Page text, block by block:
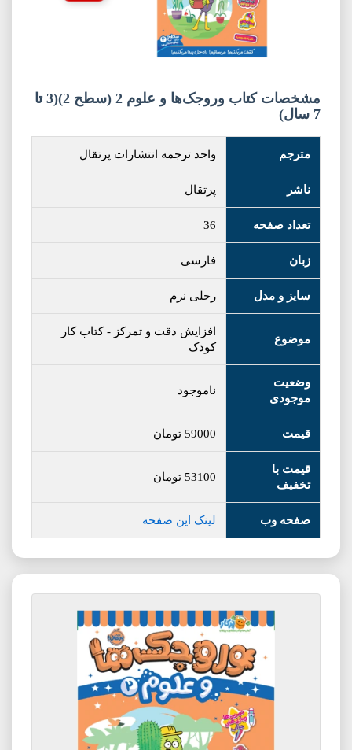
مشخصات کتاب وروجک‌ها و علوم 2 (سطح 2)(3 تا
7 سال)
مترجم واحد ترجمه انتشارات پرتقال
ناشر پرتقال
تعداد صفحه 36
زبان فارسی
سایز و مدل رحلی نرم
موضوع
افزایش دقت و تمرکز -کتاب کار
کودک
وضعیت
موجودی
ناموجود
قیمت 59000 تومان
قیمت با
تخفیف
53100 تومان
صفحه وب لینک این صفحه